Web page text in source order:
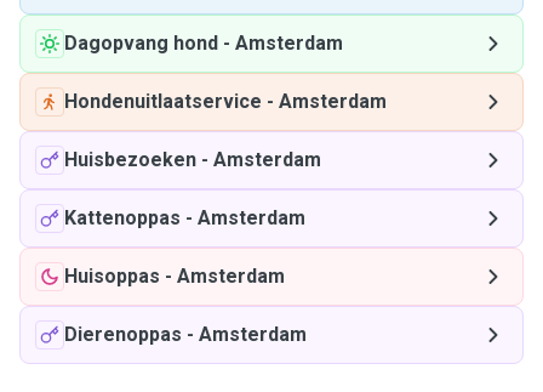
Dagopvang hond - Amsterdam
Hondenuitlaatservice - Amsterdam
Huisbezoeken - Amsterdam
Kattenoppas - Amsterdam
Huisoppas - Amsterdam
Dierenoppas - Amsterdam